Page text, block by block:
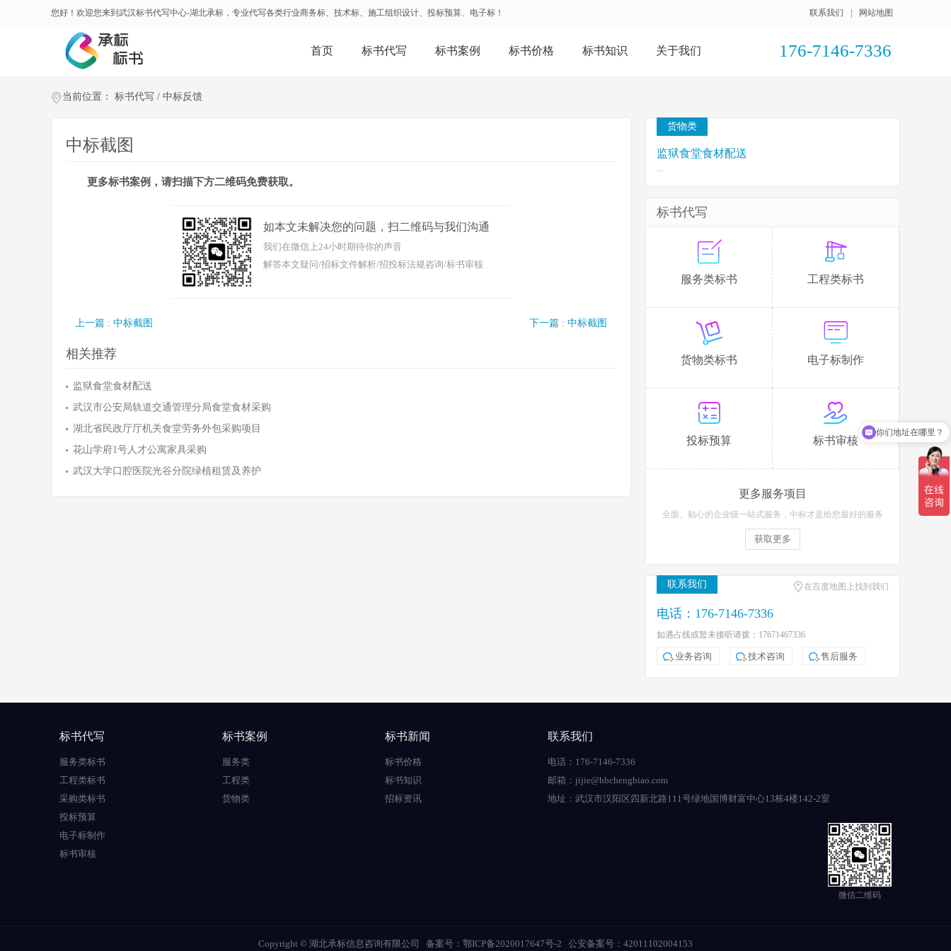
您好！欢迎您来到武汉标书代写中心-湖北承标，专业代写各类行业商务标、技术标、施工组织设计、投标预算、电子标！ 联系我们 网站地图
176-7146-7336
首页 标书代写 标书案例 标书价格 标书知识 关于我们
当前位置： 标书代写 / 中标反馈
中标截图
更多标书案例，请扫描下方二维码免费获取。
如本文未解决您的问题，扫二维码与我们沟通
我们在微信上24小时期待你的声音
解答本文疑问/招标文件解析/招投标法规咨询/标书审核
上一篇 : 中标截图 下一篇 : 中标截图
相关推荐
监狱食堂食材配送
武汉市公安局轨道交通管理分局食堂食材采购
湖北省民政厅厅机关食堂劳务外包采购项目
花山学府1号人才公寓家具采购
武汉大学口腔医院光谷分院绿植租赁及养护
货物类
监狱食堂食材配送
...
标书代写
服务类标书 工程类标书
货物类标书 电子标制作
投标预算 标书审核
更多服务项目
全面、贴心的企业级一站式服务，中标才是给您最好的服务
获取更多
联系我们 在百度地图上找到我们
电话：176-7146-7336
如遇占线或暂未接听请拨：17671467336
业务咨询 技术咨询 售后服务
标书代写
服务类标书
工程类标书
采购类标书
投标预算
电子标制作
标书审核
标书案例
服务类
工程类
货物类
标书新闻
标书价格
标书知识
招标资讯
联系我们
电话：176-7146-7336
邮箱：jijie@hbchengbiao.com
地址： 武汉市汉阳区四新北路111号绿地国博财富中心13栋4楼142-2室
微信二维码
Copyright © 湖北承标信息咨询有限公司 备案号： 鄂ICP备2020017647号-2 公安备案号： 42011102004153
你们地址在哪里？